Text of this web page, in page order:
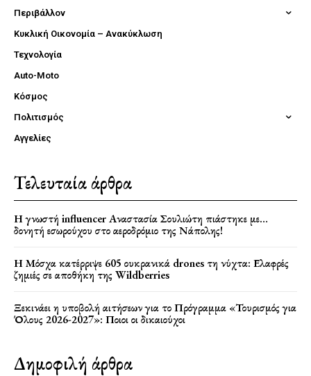
Περιβάλλον
Κυκλική Οικονομία – Ανακύκλωση
Τεχνολογία
Auto-Moto
Κόσμος
Πολιτισμός
Αγγελίες
Τελευταία άρθρα
Η γνωστή influencer Αναστασία Σουλιώτη πιάστηκε με…
δονητή εσωρούχου στο αεροδρόμιο της Νάπολης!
Η Μόσχα κατέρριψε 605 ουκρανικά drones τη νύχτα: Ελαφρές
ζημιές σε αποθήκη της Wildberries
Ξεκινάει η υποβολή αιτήσεων για το Πρόγραμμα «Τουρισμός για
Όλους 2026-2027»: Ποιοι οι δικαιούχοι
Δημοφιλή άρθρα